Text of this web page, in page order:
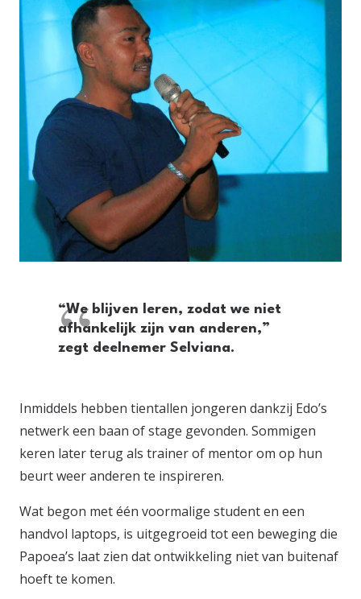
“We blijven leren, zodat we niet
afhankelijk zijn van anderen,”
zegt deelnemer Selviana.
Inmiddels hebben tientallen jongeren dankzij Edo’s
netwerk een baan of stage gevonden. Sommigen
keren later terug als trainer of mentor om op hun
beurt weer anderen te inspireren.
Wat begon met één voormalige student en een
handvol laptops, is uitgegroeid tot een beweging die
Papoea’s laat zien dat ontwikkeling niet van buitenaf
hoeft te komen.